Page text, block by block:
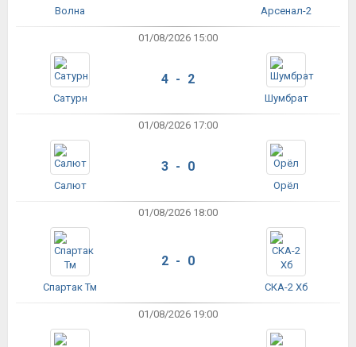
Волна Арсенал-2
01/08/2026 15:00
Сатурн
4 - 2
Шумбрат
01/08/2026 17:00
Салют
3 - 0
Орёл
01/08/2026 18:00
Спартак Тм
2 - 0
СКА-2 Хб
01/08/2026 19:00